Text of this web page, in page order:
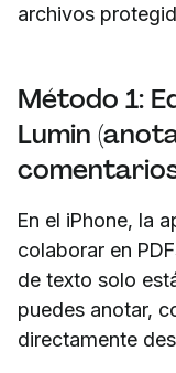
archivos
Método 1:
Lumin
En el iPhone, la
colaborar en
de texto solo
puedes anotar,
directamente